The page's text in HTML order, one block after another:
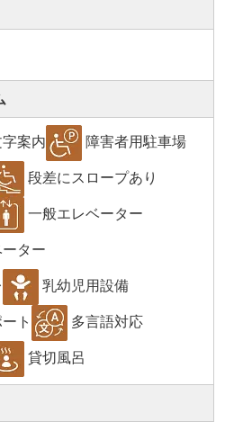
案内
障害者用駐車場
段差にスロープあり
一般エレベーター
ター
乳幼児用設備
ト
多言語対応
貸切風呂